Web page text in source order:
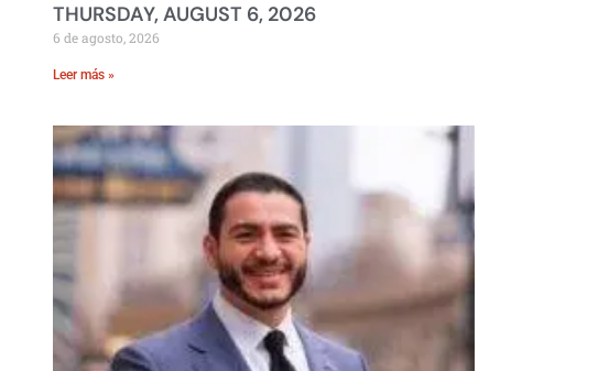
THURSDAY, AUGUST 6, 2026
6 de agosto, 2026
Leer más »